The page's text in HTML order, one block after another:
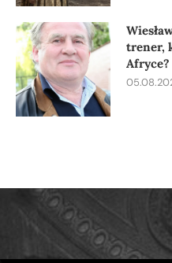
trener,
Afryce?